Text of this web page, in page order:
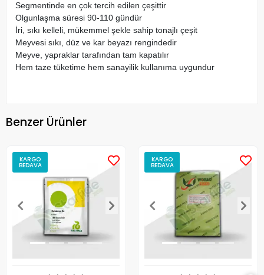
Segmentinde en çok tercih edilen çeşittir
Olgunlaşma süresi 90-110 gündür
İri, sıkı kelleli, mükemmel şekle sahip tonajlı çeşit
Meyvesi sıkı, düz ve kar beyazı rengindedir
Meyve, yapraklar tarafından tam kapatılır
Hem taze tüketime hem sanayilik kullanıma uygundur
Benzer Ürünler
KARGO
BEDAVA
KARGO
BEDAVA